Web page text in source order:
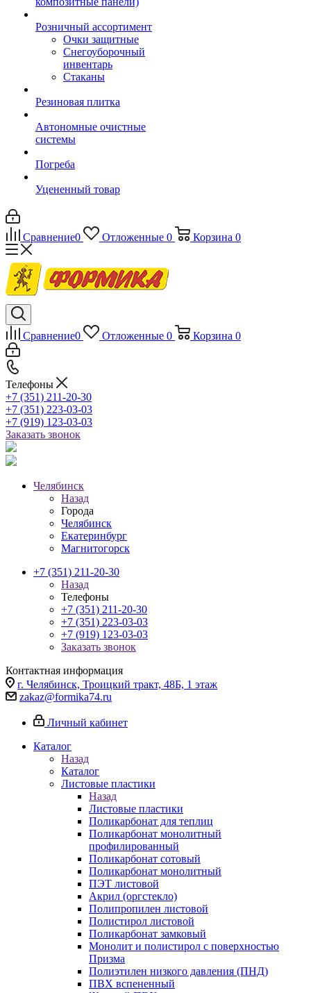
Розничный ассортимент
Очки защитные
Снегоуборочный
инвентарь
Стаканы
Резиновая плитка
Автономные очистные
системы
Погреба
Уцененный товар
Сравнение0 Отложенные 0 Корзина 0
Сравнение0 Отложенные 0 Корзина 0
Телефоны
+7 (351) 211-20-30
+7 (351) 223-03-03
+7 (919) 123-03-03
Заказать звонок
Челябинск
Назад
Города
Челябинск
Екатеринбург
Магнитогорск
+7 (351) 211-20-30
Назад
Телефоны
+7 (351) 211-20-30
+7 (351) 223-03-03
+7 (919) 123-03-03
Заказать звонок
Контактная информация
г. Челябинск, Троицкий тракт, 48Б, 1 этаж
zakaz@formika74.ru
Личный кабинет
Каталог
Назад
Каталог
Листовые пластики
Назад
Листовые пластики
Поликарбонат для теплиц
Поликарбонат монолитный
профилированный
Поликарбонат сотовый
Поликарбонат монолитный
ПЭТ листовой
Акрил (оргстекло)
Полипропилен листовой
Полистирол листовой
Поликарбонат замковый
Монолит и полистирол с поверхностью
Призма
Полиэтилен низкого давления (ПНД)
ПВХ вспененный